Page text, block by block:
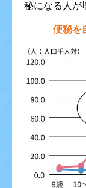
秘になる人が
便秘を